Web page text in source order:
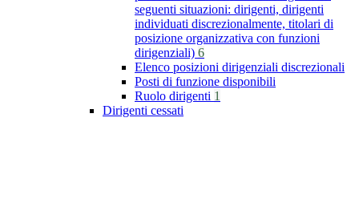
seguenti situazioni: dirigenti, dirigenti
individuati discrezionalmente, titolari di
posizione organizzativa con funzioni
dirigenziali) 6
Elenco posizioni dirigenziali discrezionali
Posti di funzione disponibili
Ruolo dirigenti 1
Dirigenti cessati